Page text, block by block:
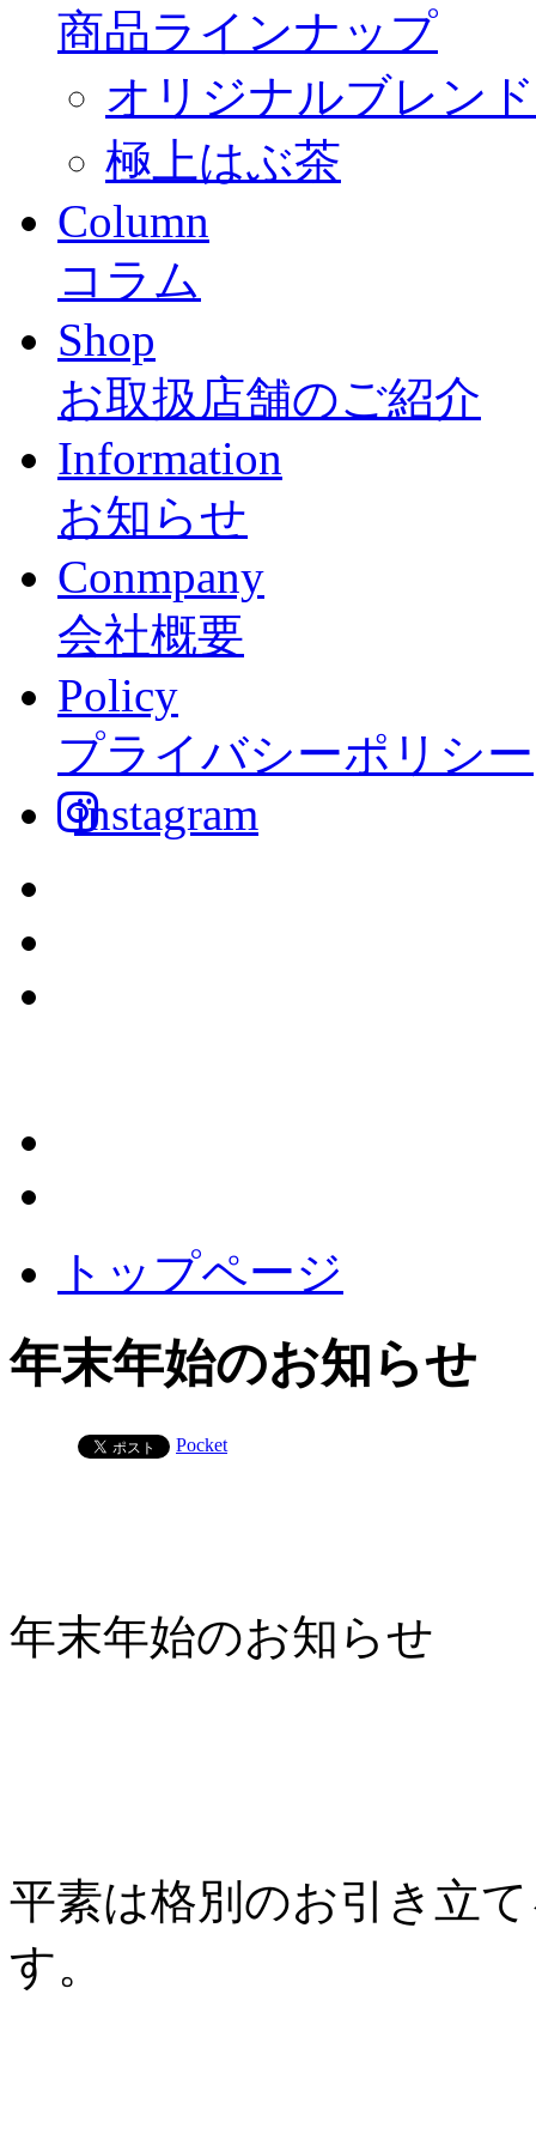
商品ラインナップ
オリジナルブレン
極上はぶ茶
Column
コラム
Shop
お取扱店舗のご紹介
Information
お知らせ
Conmpany
会社概要
Policy
プライバシーポリシー
instagram
トップページ
年末年始のお知らせ
Pocket
年末年始のお知らせ
平素は格別のお引き立
す。